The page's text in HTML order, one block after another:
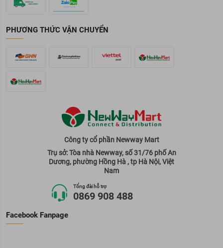
PHƯƠNG THỨC VẬN CHUYỂN
Công ty cổ phần Newway Mart
Trụ sở: Tòa nhà Newway, số 31/76 phố An
Dương, phường Hồng Hà , tp Hà Nội, Việt
Nam
Tổng đài hỗ trợ
0869 908 488
Facebook Fanpage